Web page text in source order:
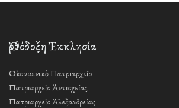
Ὀρθόδοξη Ἐκκλησία
Οἰκουμενικὸ Πατριαρχεῖο
Πατριαρχεῖο Ἀντιοχείας
Πατριαρχεῖο Ἀλεξανδρείας